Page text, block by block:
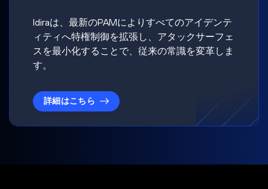
Idiraは、最新のPAMによりすべてのアイデンテ
ィティへ特権制御を拡張し、アタックサーフェ
スを最小化することで、従来の常識を変革しま
す。
詳細はこちら